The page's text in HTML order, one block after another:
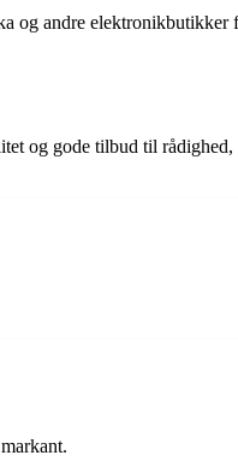
og andre elektronikbutikker
og gode tilbud til